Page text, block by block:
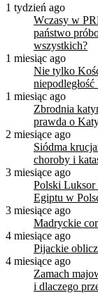
1 tydzień ago
Wczasy w
państwo
wszystkich?
1 miesiąc ago
Nie tylko
1 miesiąc ago
Zbrodnia
prawda o
2 miesiące ago
Siódma
choroby i
3 miesiące ago
Polski Luksor
Egiptu w
3 miesiące ago
Madryckie
4 miesiące ago
Pijackie
4 miesiące ago
Zamach
i dlaczego